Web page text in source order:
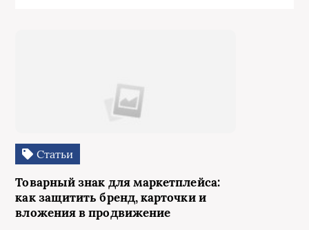
Статьи
Товарный знак для маркетплейса:
как защитить бренд, карточки и
вложения в продвижение